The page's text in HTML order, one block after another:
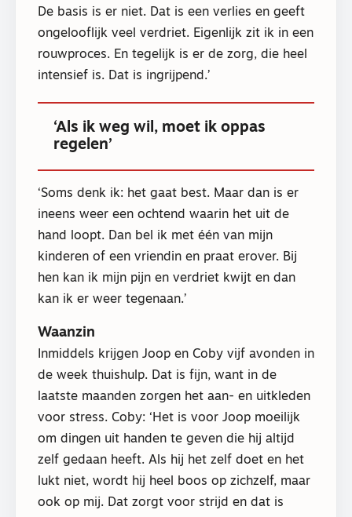
De basis is er niet. Dat is een verlies en geeft
ongelooflijk veel verdriet. Eigenlijk zit ik in een
rouwproces. En tegelijk is er de zorg, die heel
intensief is. Dat is ingrijpend.’
‘Als ik weg wil, moet ik oppas
regelen’
‘Soms denk ik: het gaat best. Maar dan is er
ineens weer een ochtend waarin het uit de
hand loopt. Dan bel ik met één van mijn
kinderen of een vriendin en praat erover. Bij
hen kan ik mijn pijn en verdriet kwijt en dan
kan ik er weer tegenaan.’
Waanzin
Inmiddels krijgen Joop en Coby vijf avonden in
de week thuishulp. Dat is fijn, want in de
laatste maanden zorgen het aan- en uitkleden
voor stress. Coby: ‘Het is voor Joop moeilijk
om dingen uit handen te geven die hij altijd
zelf gedaan heeft. Als hij het zelf doet en het
lukt niet, wordt hij heel boos op zichzelf, maar
ook op mij. Dat zorgt voor strijd en dat is